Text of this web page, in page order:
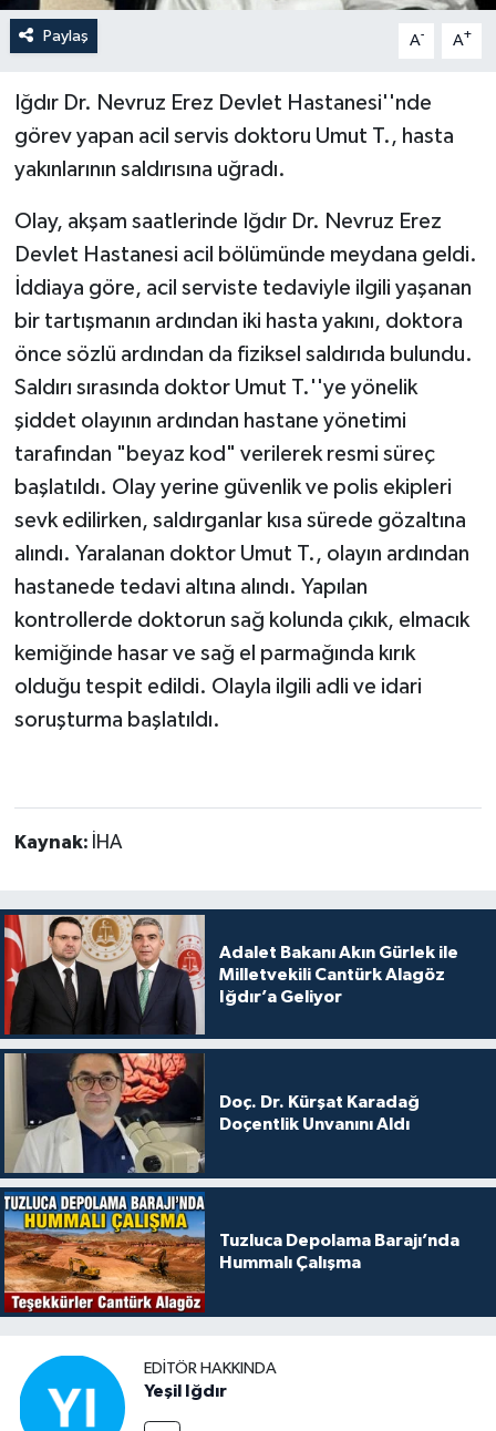
Paylaş A- A+
Iğdır Dr. Nevruz Erez Devlet Hastanesi''nde
görev yapan acil servis doktoru Umut T., hasta
yakınlarının saldırısına uğradı.
Olay, akşam saatlerinde Iğdır Dr. Nevruz Erez
Devlet Hastanesi acil bölümünde meydana geldi.
İddiaya göre, acil serviste tedaviyle ilgili yaşanan
bir tartışmanın ardından iki hasta yakını, doktora
önce sözlü ardından da fiziksel saldırıda bulundu.
Saldırı sırasında doktor Umut T.''ye yönelik
şiddet olayının ardından hastane yönetimi
tarafından "beyaz kod" verilerek resmi süreç
başlatıldı. Olay yerine güvenlik ve polis ekipleri
sevk edilirken, saldırganlar kısa sürede gözaltına
alındı. Yaralanan doktor Umut T., olayın ardından
hastanede tedavi altına alındı. Yapılan
kontrollerde doktorun sağ kolunda çıkık, elmacık
kemiğinde hasar ve sağ el parmağında kırık
olduğu tespit edildi. Olayla ilgili adli ve idari
soruşturma başlatıldı.
Kaynak: İHA
Adalet Bakanı Akın Gürlek ile
Milletvekili Cantürk Alagöz
Iğdır’a Geliyor
Doç. Dr. Kürşat Karadağ
Doçentlik Unvanını Aldı
Tuzluca Depolama Barajı’nda
Hummalı Çalışma
EDITÖR HAKKINDA
Yeşil Iğdır